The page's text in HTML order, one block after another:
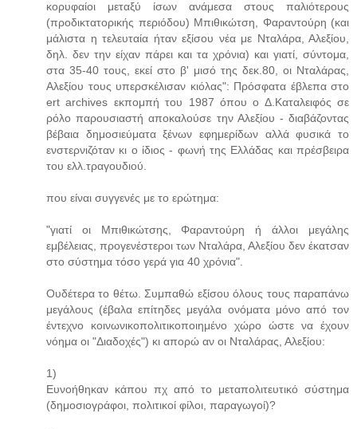
κορυφαίοι μεταξύ ίσων ανάμεσα στους παλιότερους
(προδικτατορικής περιόδου) Μπιθικώτση, Φαραντούρη (και
μάλιστα η τελευταία ήταν εξίσου νέα με Νταλάρα, Αλεξίου,
δηλ. δεν την είχαν πάρει και τα χρόνια) και γιατί, σύντομα,
στα 35-40 τους, εκεί στο β' μισό της δεκ.80, οι Νταλάρας,
Αλεξίου τους υπερσκέλισαν κιόλας": Πρόσφατα έβλεπα στο
ert archives εκπομπή του 1987 όπου ο Δ.Καταλειφός σε
ρόλο παρουσιαστή αποκαλούσε την Αλεξίου - διαβάζοντας
βέβαια δημοσιεύματα ξένων εφημερίδων αλλά φυσικά το
ενστερνιζόταν κι ο ίδιος - φωνή της Ελλάδας και πρέσβειρα
του ελλ.τραγουδιού.
που είναι συγγενές με το ερώτημα:
"γιατί οι Μπιθικώτσης, Φαραντούρη ή άλλοι μεγάλης
εμβέλειας, προγενέστεροι των Νταλάρα, Αλεξίου δεν έκατσαν
στο σύστημα τόσο γερά για 40 χρόνια".
Ουδέτερα το θέτω. Συμπαθώ εξίσου όλους τους παραπάνω
μεγάλους (έβαλα επίτηδες μεγάλα ονόματα μόνο από τον
έντεχνο κοινωνικοπολιτικοποιημένο χώρο ώστε να έχουν
νόημα οι "Διαδοχές") κι απορώ αν οι Νταλάρας, Αλεξίου:
1)
Ευνοήθηκαν κάπου πχ από το μεταπολιτευτικό σύστημα
(δημοσιογράφοι, πολιτικοί φίλοι, παραγωγοί)?